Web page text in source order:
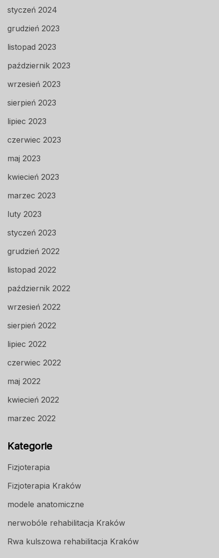
styczeń 2024
grudzień 2023
listopad 2023
październik 2023
wrzesień 2023
sierpień 2023
lipiec 2023
czerwiec 2023
maj 2023
kwiecień 2023
marzec 2023
luty 2023
styczeń 2023
grudzień 2022
listopad 2022
październik 2022
wrzesień 2022
sierpień 2022
lipiec 2022
czerwiec 2022
maj 2022
kwiecień 2022
marzec 2022
Kategorie
Fizjoterapia
Fizjoterapia Kraków
modele anatomiczne
nerwobóle rehabilitacja Kraków
Rwa kulszowa rehabilitacja Kraków